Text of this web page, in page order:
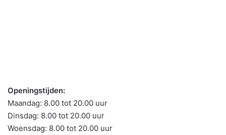
Openingstijden:
Maandag: 8.00 tot 20.00 uur
Dinsdag: 8.00 tot 20.00 uur
Woensdag: 8.00 tot 20.00 uur